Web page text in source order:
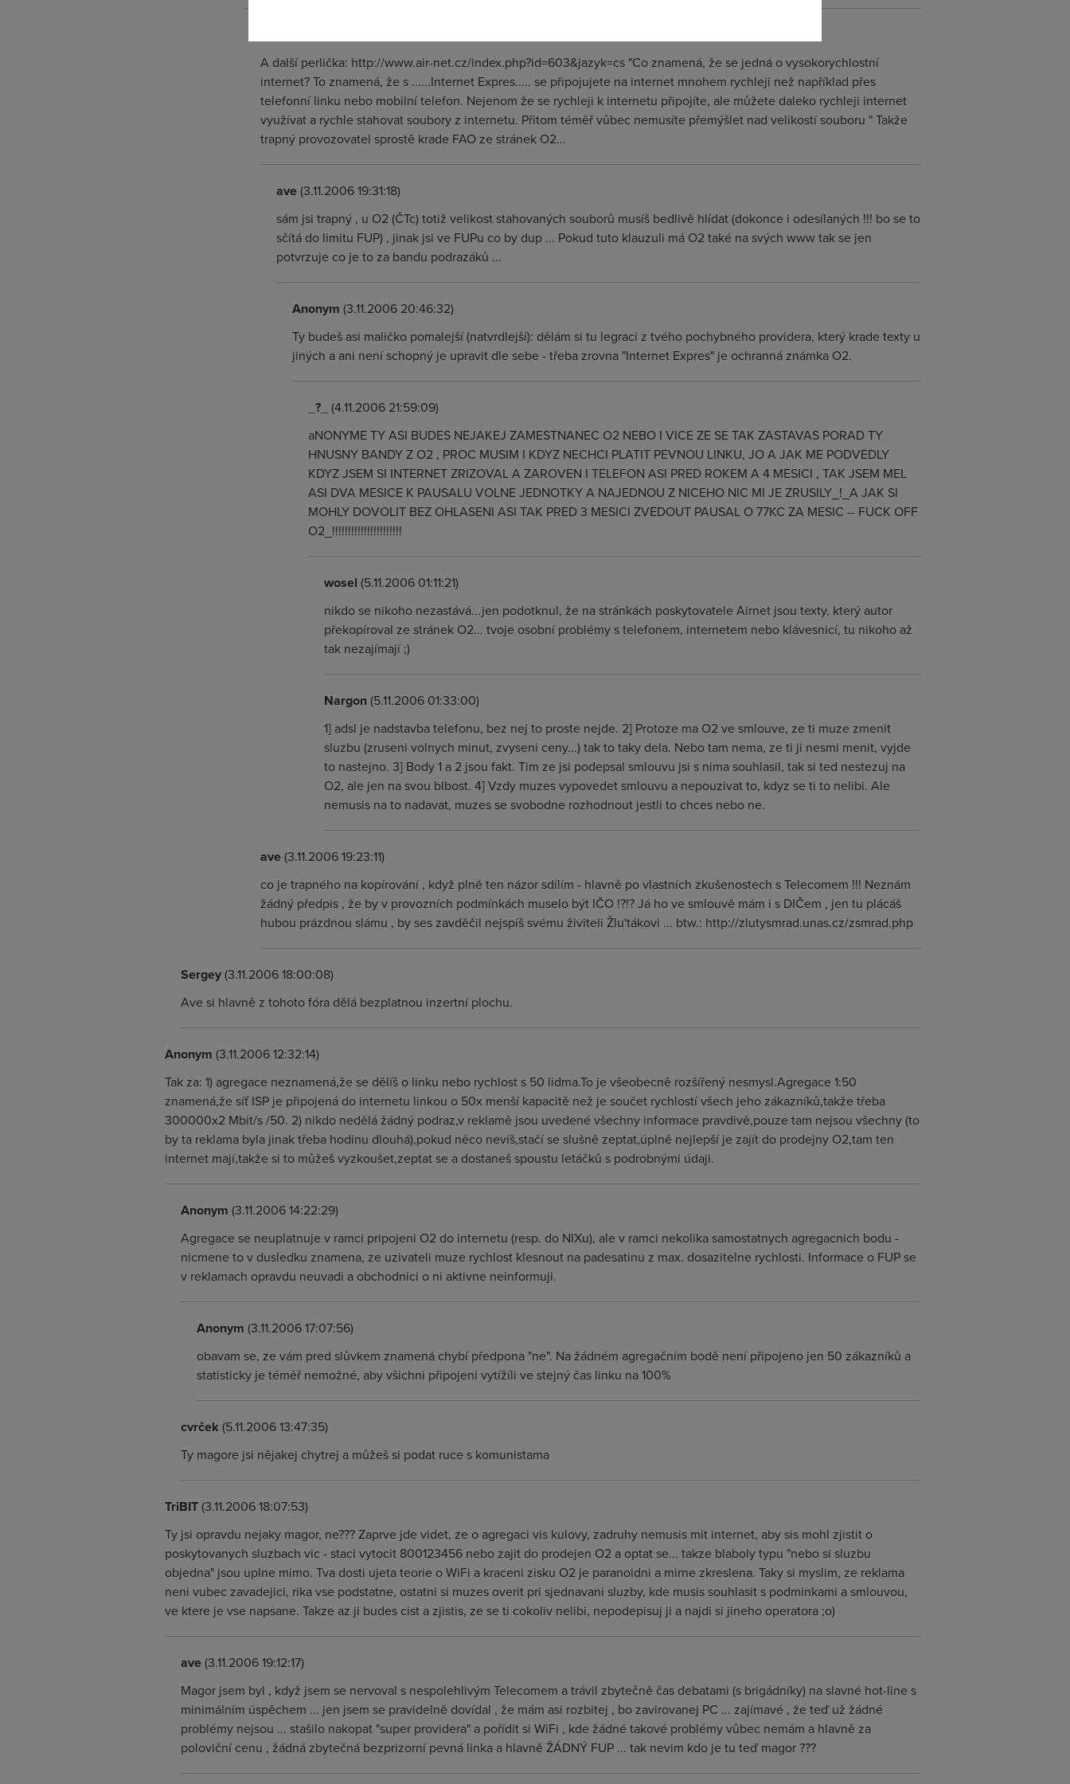
A další perlička: http://www.air-net.cz/index.php?id=603&jazyk=cs "Co znamená, že se jedná o vysokorychlostní
internet? To znamená, že s ......Internet Expres..... se připojujete na internet mnohem rychleji než například přes
telefonní linku nebo mobilní telefon. Nejenom že se rychleji k internetu připojíte, ale můžete daleko rychleji internet
využívat a rychle stahovat soubory z internetu. Přitom téměř vůbec nemusíte přemýšlet nad velikostí souboru " Takže
trapný provozovatel sprostě krade FAO ze stránek O2...
ave(3.11.2006 19:31:18)
sám jsi trapný , u O2 (ČTc) totiž velikost stahovaných souborů musíš bedlivě hlídat (dokonce i odesílaných !!! bo se to
sčítá do limitu FUP) , jinak jsi ve FUPu co by dup ... Pokud tuto klauzuli má O2 také na svých www tak se jen
potvrzuje co je to za bandu podrazáků ...
Anonym (3.11.2006 20:46:32)
Ty budeš asi maličko pomalejší (natvrdlejší): dělám si tu legraci z tvého pochybného providera, který krade texty u
jiných a ani není schopný je upravit dle sebe - třeba zrovna "Internet Expres" je ochranná známka O2.
_?_ (4.11.2006 21:59:09)
aNONYME TY ASI BUDES NEJAKEJ ZAMESTNANEC O2 NEBO I VICE ZE SE TAK ZASTAVAS PORAD TY
HNUSNY BANDY Z O2 , PROC MUSIM I KDYZ NECHCI PLATIT PEVNOU LINKU, JO A JAK ME PODVEDLY
KDYZ JSEM SI INTERNET ZRIZOVAL A ZAROVEN I TELEFON ASI PRED ROKEM A 4 MESICI , TAK JSEM MEL
ASI DVA MESICE K PAUSALU VOLNE JEDNOTKY A NAJEDNOU Z NICEHO NIC MI JE ZRUSILY_!_A JAK SI
MOHLY DOVOLIT BEZ OHLASENI ASI TAK PRED 3 MESICI ZVEDOUT PAUSAL O 77KC ZA MESIC -- FUCK OFF
O2_!!!!!!!!!!!!!!!!!!!!!!
wosel (5.11.2006 01:11:21)
nikdo se nikoho nezastává...jen podotknul, že na stránkách poskytovatele Airnet jsou texty, který autor
překopíroval ze stránek O2... tvoje osobní problémy s telefonem, internetem nebo klávesnicí, tu nikoho až
tak nezajímají ;)
Nargon(5.11.2006 01:33:00)
1] adsl je nadstavba telefonu, bez nej to proste nejde. 2] Protoze ma O2 ve smlouve, ze ti muze zmenit
sluzbu (zruseni volnych minut, zvyseni ceny...) tak to taky dela. Nebo tam nema, ze ti ji nesmi menit, vyjde
to nastejno. 3] Body 1 a 2 jsou fakt. Tim ze jsi podepsal smlouvu jsi s nima souhlasil, tak si ted nestezuj na
O2, ale jen na svou blbost. 4] Vzdy muzes vypovedet smlouvu a nepouzivat to, kdyz se ti to nelibi. Ale
nemusis na to nadavat, muzes se svobodne rozhodnout jestli to chces nebo ne.
ave(3.11.2006 19:23:11)
co je trapného na kopírování , když plně ten názor sdílím - hlavně po vlastních zkušenostech s Telecomem !!! Neznám
žádný předpis , že by v provozních podmínkách muselo být IČO !?!? Já ho ve smlouvě mám i s DIČem , jen tu plácáš
hubou prázdnou slámu , by ses zavděčil nejspíš svému živiteli Žlu'tákovi ... btw.: http://zlutysmrad.unas.cz/zsmrad.php
Sergey(3.11.2006 18:00:08)
Ave si hlavně z tohoto fóra dělá bezplatnou inzertní plochu.
Anonym (3.11.2006 12:32:14)
Tak za: 1) agregace neznamená,že se dělíš o linku nebo rychlost s 50 lidma.To je všeobecně rozšířený nesmysl.Agregace 1:50
znamená,že síť ISP je připojená do internetu linkou o 50x menší kapacitě než je součet rychlostí všech jeho zákazníků,takže třeba
300000x2 Mbit/s /50. 2) nikdo nedělá žádný podraz,v reklamě jsou uvedené všechny informace pravdivě,pouze tam nejsou všechny (to
by ta reklama byla jinak třeba hodinu dlouhá),pokud něco nevíš,stačí se slušně zeptat,úplně nejlepší je zajít do prodejny O2,tam ten
internet mají,takže si to můžeš vyzkoušet,zeptat se a dostaneš spoustu letáčků s podrobnými údaji.
Anonym (3.11.2006 14:22:29)
Agregace se neuplatnuje v ramci pripojeni O2 do internetu (resp. do NIXu), ale v ramci nekolika samostatnych agregacnich bodu -
nicmene to v dusledku znamena, ze uzivateli muze rychlost klesnout na padesatinu z max. dosazitelne rychlosti. Informace o FUP se
v reklamach opravdu neuvadi a obchodnici o ni aktivne neinformuji.
Anonym (3.11.2006 17:07:56)
obavam se, ze vám pred slůvkem znamená chybí předpona "ne". Na žádném agregačním bodě není připojeno jen 50 zákazníků a
statisticky je téměř nemožné, aby všichni připojeni vytížíli ve stejný čas linku na 100%
cvrček (5.11.2006 13:47:35)
Ty magore jsi nějakej chytrej a můžeš si podat ruce s komunistama
TriBIT(3.11.2006 18:07:53)
Ty jsi opravdu nejaky magor, ne??? Zaprve jde videt, ze o agregaci vis kulovy, zadruhy nemusis mit internet, aby sis mohl zjistit o
poskytovanych sluzbach vic - staci vytocit 800123456 nebo zajit do prodejen O2 a optat se... takze blaboly typu "nebo si sluzbu
objedna" jsou uplne mimo. Tva dosti ujeta teorie o WiFi a kraceni zisku O2 je paranoidni a mirne zkreslena. Taky si myslim, ze reklama
neni vubec zavadejici, rika vse podstatne, ostatni si muzes overit pri sjednavani sluzby, kde musis souhlasit s podminkami a smlouvou,
ve ktere je vse napsane. Takze az ji budes cist a zjistis, ze se ti cokoliv nelibi, nepodepisuj ji a najdi si jineho operatora ;o)
ave(3.11.2006 19:12:17)
Magor jsem byl , když jsem se nervoval s nespolehlivým Telecomem a trávil zbytečně čas debatami (s brigádníky) na slavné hot-line s
minimálním úspěchem ... jen jsem se pravidelně dovídal , že mám asi rozbitej , bo zavirovanej PC ... zajímavé , že teď už žádné
problémy nejsou ... stašilo nakopat "super providera" a pořídit si WiFi , kde žádné takové problémy vůbec nemám a hlavně za
poloviční cenu , žádná zbytečná bezprizorní pevná linka a hlavně ŽÁDNÝ FUP ... tak nevim kdo je tu teď magor ???